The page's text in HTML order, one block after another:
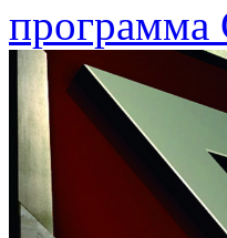
программа